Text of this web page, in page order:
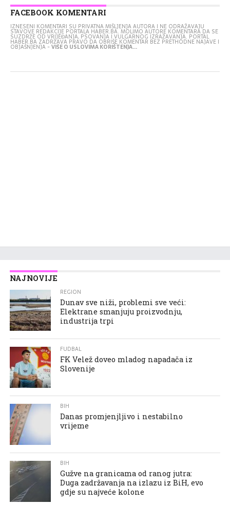
FACEBOOK KOMENTARI
IZNESENI KOMENTARI SU PRIVATNA MIŠLJENJA AUTORA I NE ODRAŽAVAJU
STAVOVE REDAKCIJE PORTALA HABER.BA. MOLIMO AUTORE KOMENTARA DA SE
SUZDRŽE OD VRIJEĐANJA, PSOVANJA I VULGARNOG IZRAŽAVANJA. PORTAL
HABER.BA ZADRŽAVA PRAVO DA OBRIŠE KOMENTAR BEZ PRETHODNE NAJAVE I
OBJAŠNJENJA -VIŠE O USLOVIMA KORIŠTENJA...
NAJNOVIJE
REGION
Dunav sve niži, problemi sve veći:
Elektrane smanjuju proizvodnju,
industrija trpi
FUDBAL
FK Velež doveo mladog napadača iz
Slovenije
BIH
Danas promjenjljivo i nestabilno
vrijeme
BIH
Gužve na granicama od ranog jutra:
Duga zadržavanja na izlazu iz BiH, evo
gdje su najveće kolone